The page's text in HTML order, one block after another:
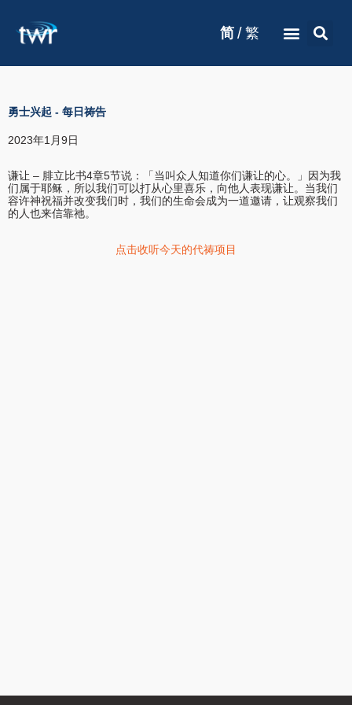
简 / 繁
勇士兴起 - 每日祷告
2023年1月9日
谦让 – 腓立比书4章5节说：「当叫众人知道你们谦让的心。」因为我
们属于耶稣，所以我们可以打从心里喜乐，向他人表现谦让。当我们
容许神祝福并改变我们时，我们的生命会成为一道邀请，让观察我们
的人也来信靠祂。
点击收听今天的代祷项目